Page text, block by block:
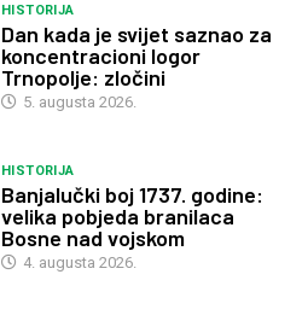
HISTORIJA
Dan kada je svijet saznao za
koncentracioni logor
Trnopolje: zločini
5. augusta 2026.
HISTORIJA
Banjalučki boj 1737. godine:
velika pobjeda branilaca
Bosne nad vojskom
4. augusta 2026.